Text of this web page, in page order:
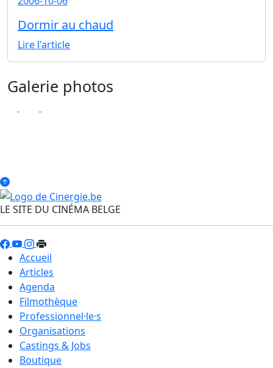
Dormir au chaud
Lire l'article
Galerie photos
LE SITE DU CINÉMA BELGE
Accueil
Articles
Agenda
Filmothèque
Professionnel·le·s
Organisations
Castings & Jobs
Boutique